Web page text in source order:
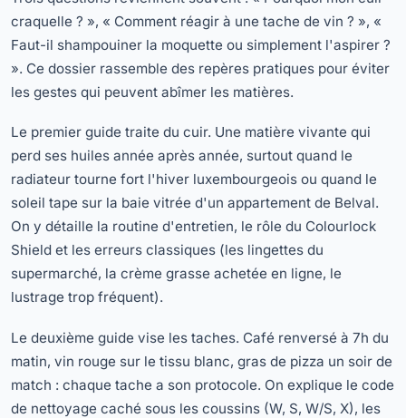
craquelle ? », « Comment réagir à une tache de vin ? », «
Faut-il shampouiner la moquette ou simplement l'aspirer ?
». Ce dossier rassemble des repères pratiques pour éviter
les gestes qui peuvent abîmer les matières.
Le premier guide traite du cuir. Une matière vivante qui
perd ses huiles année après année, surtout quand le
radiateur tourne fort l'hiver luxembourgeois ou quand le
soleil tape sur la baie vitrée d'un appartement de Belval.
On y détaille la routine d'entretien, le rôle du Colourlock
Shield et les erreurs classiques (les lingettes du
supermarché, la crème grasse achetée en ligne, le
lustrage trop fréquent).
Le deuxième guide vise les taches. Café renversé à 7h du
matin, vin rouge sur le tissu blanc, gras de pizza un soir de
match : chaque tache a son protocole. On explique le code
de nettoyage caché sous les coussins (W, S, W/S, X), les